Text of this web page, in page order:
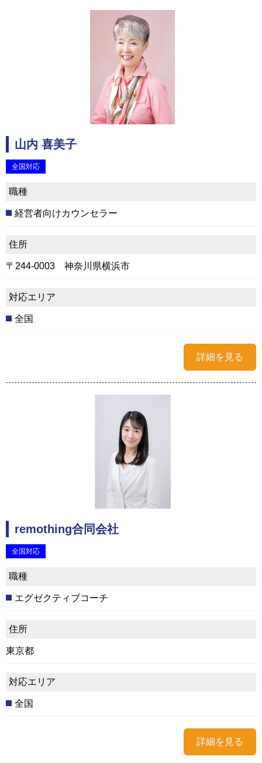
山内 喜美子
全国対応
職種
経営者向けカウンセラー
住所
〒244-0003 神奈川県横浜市
対応エリア
全国
詳細を見る
remothing合同会社
全国対応
職種
エグゼクティブコーチ
住所
東京都
対応エリア
全国
詳細を見る